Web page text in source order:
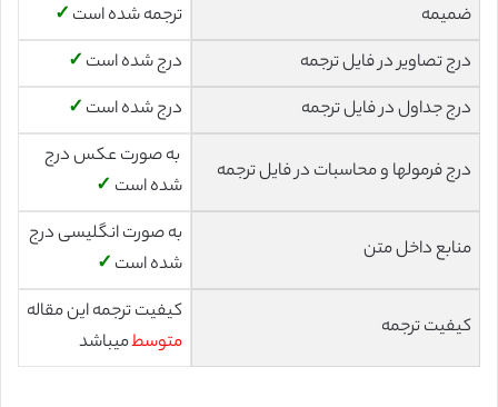
ضمیمه ترجمه شده است ✓
درج تصاویر در فایل ترجمه
درج شده است ✓
درج جداول در فایل ترجمه
درج شده است ✓
درج فرمولها و محاسبات در فایل ترجمه
به صورت عکس درج
شده است ✓
منابع داخل متن
به صورت انگلیسی درج
شده است ✓
کیفیت ترجمه
کیفیت ترجمه این مقاله
متوسطمیباشد